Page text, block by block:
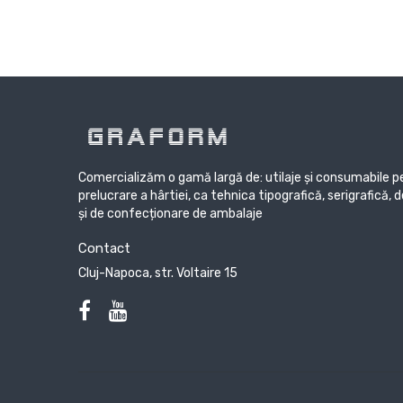
Comercializăm o gamă largă de: utilaje și consumabile
prelucrare a hârtiei, ca tehnica tipografică, serigrafică,
și de confecționare de ambalaje
Contact
Cluj-Napoca, str. Voltaire 15